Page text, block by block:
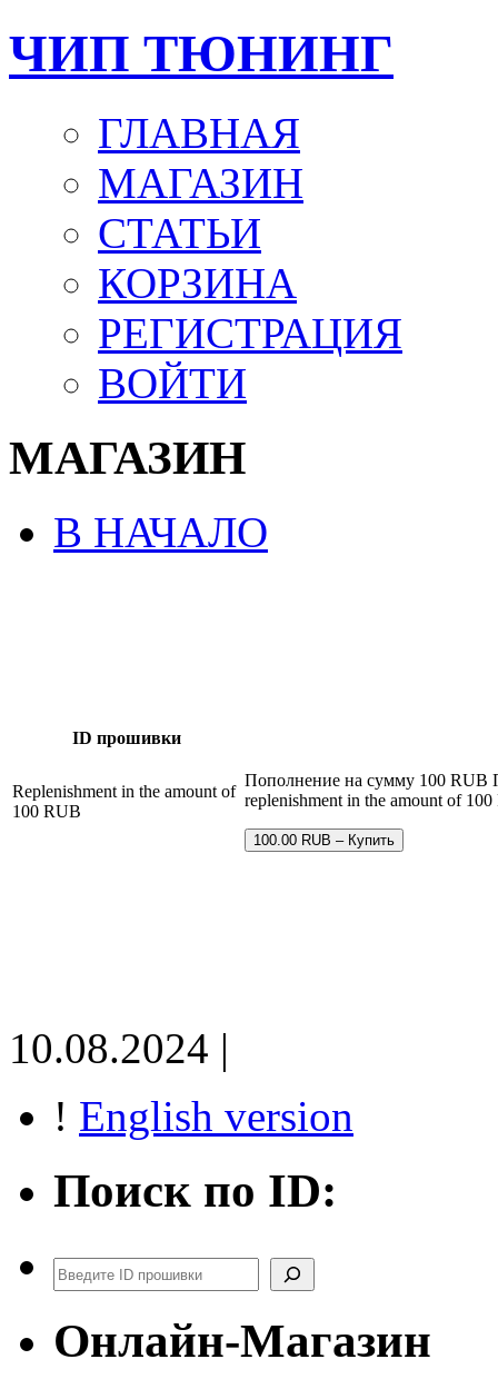
ЧИП ТЮНИНГ
ГЛАВНАЯ
МАГАЗИН
СТАТЬИ
КОРЗИНА
РЕГИСТРАЦИЯ
ВОЙТИ
МАГАЗИН
В НАЧАЛО
ID прошивки
Replenishment in the amount of
100 RUB
Пополнение на сумму 100 RUB
replenishment in the amount of
100.00 RUB – Купить
10.08.2024 |
! English version
Поиск по ID:
Поиск
Онлайн-Магазин